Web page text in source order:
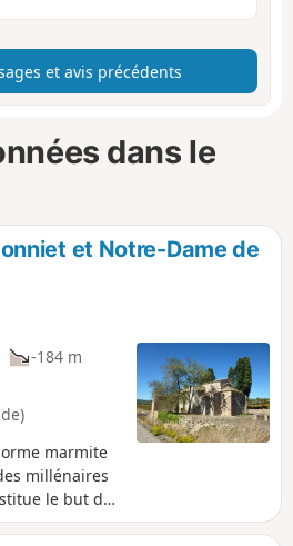
et avis précédents
dans le
et Notre-Dame de
-184 m
marmite
millénaires
le but de
après un